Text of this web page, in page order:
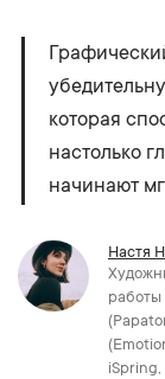
которая
настолько
начинают
Настя
iSpring,